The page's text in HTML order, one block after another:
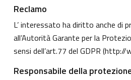
Reclamo
L’ interessato ha diritto anche di
all’Autorità Garante per la
sensi dell’art.77 del GDPR (http://
Responsabile della